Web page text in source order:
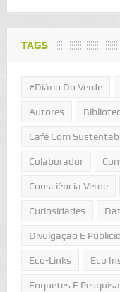
TAGS
#Diário Do Verde
Autores
Café Com
Colaborador
Consciência Verde
Curiosidades
Divulgação E
Eco-Links Eco
Enquetes E